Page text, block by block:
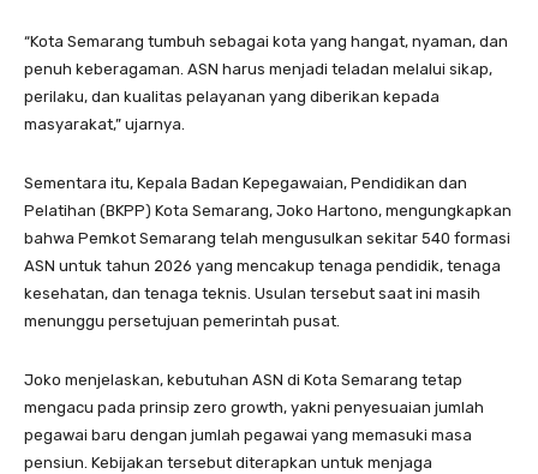
“Kota Semarang tumbuh sebagai kota yang hangat, nyaman, dan
penuh keberagaman. ASN harus menjadi teladan melalui sikap,
perilaku, dan kualitas pelayanan yang diberikan kepada
masyarakat,” ujarnya.
Sementara itu, Kepala Badan Kepegawaian, Pendidikan dan
Pelatihan (BKPP) Kota Semarang, Joko Hartono, mengungkapkan
bahwa Pemkot Semarang telah mengusulkan sekitar 540 formasi
ASN untuk tahun 2026 yang mencakup tenaga pendidik, tenaga
kesehatan, dan tenaga teknis. Usulan tersebut saat ini masih
menunggu persetujuan pemerintah pusat.
Joko menjelaskan, kebutuhan ASN di Kota Semarang tetap
mengacu pada prinsip zero growth, yakni penyesuaian jumlah
pegawai baru dengan jumlah pegawai yang memasuki masa
pensiun. Kebijakan tersebut diterapkan untuk menjaga